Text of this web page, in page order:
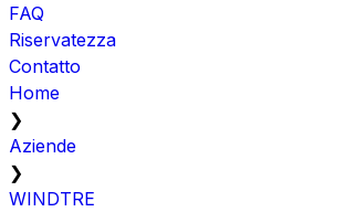
FAQ
Riservatezza
Contatto
Home
❯
Aziende
❯
WINDTRE